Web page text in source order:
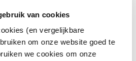
van cookies
(en vergelijkbare
om onze website goed te
we cookies om onze
Die is moeilijker te meten,